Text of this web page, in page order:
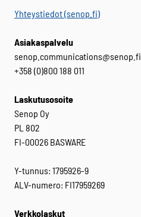
Yhteystiedot (senop.fi)
Asiakaspalvelu
senop.communications@senop.fi
+358 (0)800 188 011
Laskutusosoite
Senop Oy
PL 802
FI-00026 BASWARE
Y-tunnus: 1795926-9
ALV-numero: FI17959269
Verkkolaskut